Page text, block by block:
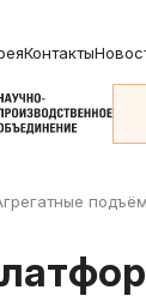
Контакты